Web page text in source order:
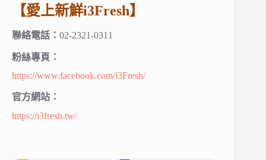
【愛上新鮮i3Fresh】
聯絡電話： 02-2321-0311
粉絲專頁：
https://www.facebook.com/i3Fresh/
官方網站：
https://i3fresh.tw/